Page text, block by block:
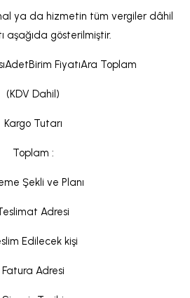
ya da hizmetin tüm vergiler dâhil
aşağıda gösterilmiştir.
FiyatıAra Toplam
(KDV Dahil)
Kargo Tutarı
Toplam :
Şekli ve Planı
Adresi
Edilecek kişi
Fatura Adresi